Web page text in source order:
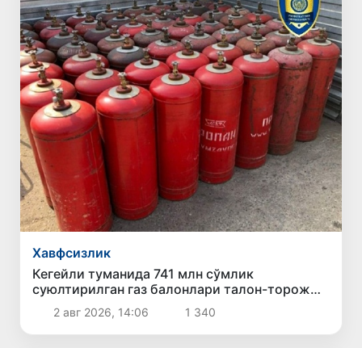
Хавфсизлик
Кегейли туманида 741 млн сўмлик
суюлтирилган газ балонлари талон-торож
қилиш ҳолати фош этилди
2 авг 2026, 14:06 1 340